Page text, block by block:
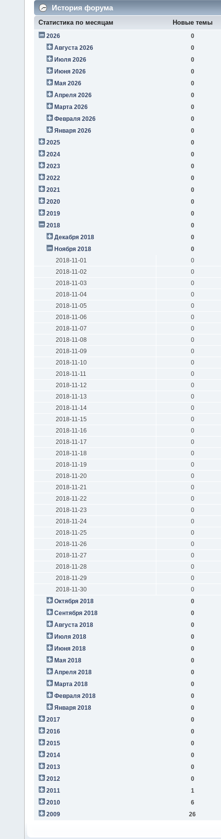
История форума
Статистика по месяцам Новые темы
2026
0
Августа 2026
0
Июля 2026
0
Июня 2026
0
Мая 2026
0
Апреля 2026
0
Марта 2026
0
Февраля 2026
0
Января 2026
0
2025
0
2024
0
2023
0
2022
0
2021
0
2020
0
2019
0
2018
0
Декабря 2018
0
Ноября 2018
0
2018-11-01
0
2018-11-02
0
2018-11-03
0
2018-11-04
0
2018-11-05
0
2018-11-06
0
2018-11-07
0
2018-11-08
0
2018-11-09
0
2018-11-10
0
2018-11-11
0
2018-11-12
0
2018-11-13
0
2018-11-14
0
2018-11-15
0
2018-11-16
0
2018-11-17
0
2018-11-18
0
2018-11-19
0
2018-11-20
0
2018-11-21
0
2018-11-22
0
2018-11-23
0
2018-11-24
0
2018-11-25
0
2018-11-26
0
2018-11-27
0
2018-11-28
0
2018-11-29
0
2018-11-30
0
Октября 2018
0
Сентября 2018
0
Августа 2018
0
Июля 2018
0
Июня 2018
0
Мая 2018
0
Апреля 2018
0
Марта 2018
0
Февраля 2018
0
Января 2018
0
2017
0
2016
0
2015
0
2014
0
2013
0
2012
0
2011
1
2010
6
2009
26